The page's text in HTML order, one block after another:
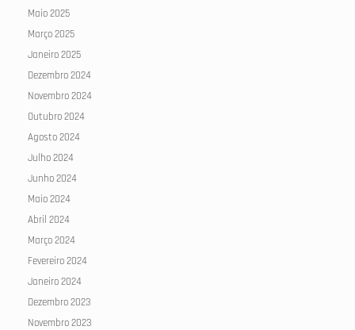
Maio 2025
Março 2025
Janeiro 2025
Dezembro 2024
Novembro 2024
Outubro 2024
Agosto 2024
Julho 2024
Junho 2024
Maio 2024
Abril 2024
Março 2024
Fevereiro 2024
Janeiro 2024
Dezembro 2023
Novembro 2023